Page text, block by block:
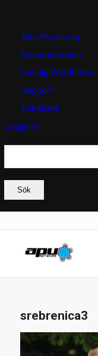
WordPress
WordPress.org
Dokumentation
Lär dig WordPress
Support
Feedback
Logga in
Sök
srebrenica3